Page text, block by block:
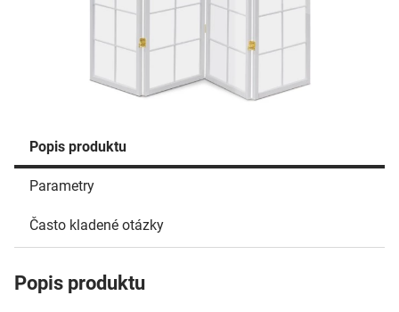
Popis produktu
Parametry
Často kladené otázky
Popis produktu